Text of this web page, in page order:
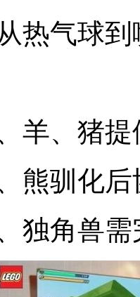
热气球
羊、猪
熊驯化
独角兽